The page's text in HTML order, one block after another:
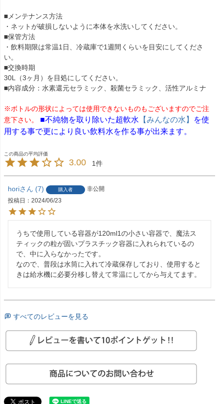
■メンテナンス方法
・ネットが破損しないように本体を水洗いしてください。
■保管方法
・飲料期限は常温1日、冷蔵庫で1週間くらいを目安にしてくださ
い。
■交換時期
30L（3ヶ月）を目処にしてください。
■内容成分：水素還元セラミック、殺菌セラミック、活性アルミナ
※ボトルの形状によっては使用できないものもございますのでご注
意下さい。
■不純物を取り除いた超軟水 【みんなの水】
を使
用する事で更により良い飲料水を作る事が出来ます。
3.00 1
hori 7 購入者
非公開
投稿日
2024/06/23
うちで使用している容器が120ml1の小さい容器で、魔法ス
ティックの粒が固いプラスチック容器に入れられているの
で、中に入らなかったです。
なので、普段は水筒に入れて冷蔵保存しており、使用すると
きは給水機に必要分移し替えて常温にしてから与えてます。
すべてのレビューを見る